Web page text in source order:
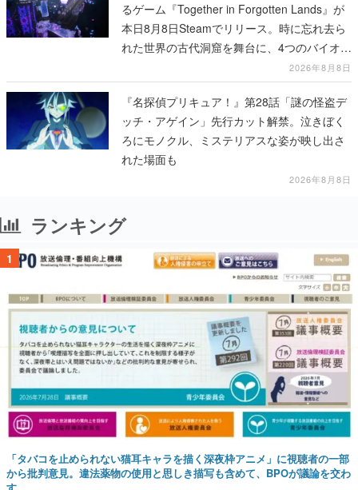
るゲーム『Together in Forgotten Lands』が
本日8月8日Steamでリリース。時に忘れ去ら
れた世界の古代洞窟を舞台に、4つのバイオー
2026年8月8日
『名探偵プリキュア！』第28話「謎の怪盗デ
ッチ・アゲイン」先行カット解禁。泣きぼく
ろにモノクル、ミステリアスな姿が映し出さ
れた場面も
2026年8月8日
ランキング
1
「タバコを止められない猫耳キャラを描く深夜枠アニメ」に視聴者の一部
から批判意見。違法薬物の使用と思しき描写も含めて、BPOが議論を交わ